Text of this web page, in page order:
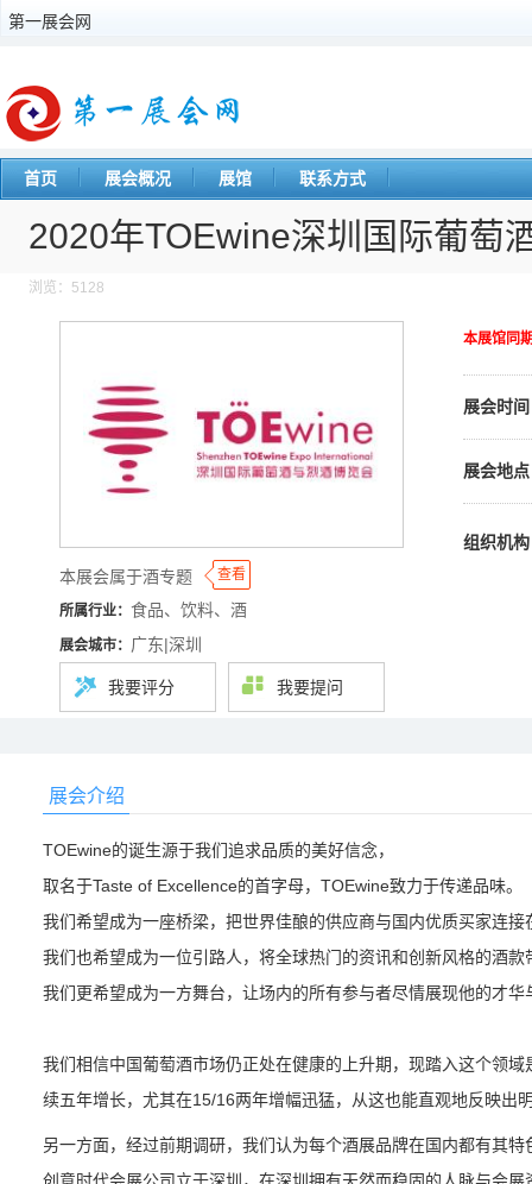
第一展会网
首页 展会概况 展馆 联系方式
2020年TOEwine深圳国际葡萄
浏览：5128
本展馆同
展会时
展会地
组织机构
本展会属于酒专题
◆
◆查看
所属行业： 食品、饮料、酒
展会城市： 广东|深圳
我要评分 我要提问
展会介绍
TOEwine的诞生源于我们追求品质的美好信念，
取名于Taste of Excellence的首字母，TOEwine致力于传递品味。
我们希望成为一座桥梁，把世界佳酿的供应商与国内优质买家连接
我们也希望成为一位引路人，将全球热门的资讯和创新风格的酒款
我们更希望成为一方舞台，让场内的所有参与者尽情展现他的才华
我们相信中国葡萄酒市场仍正处在健康的上升期，现踏入这个领
续五年增长，尤其在15/16两年增幅迅猛，从这也能直观地反映出
另一方面，经过前期调研，我们认为每个酒展品牌在国内都有其
创意时代会展公司立于深圳，在深圳拥有天然而稳固的人脉与会